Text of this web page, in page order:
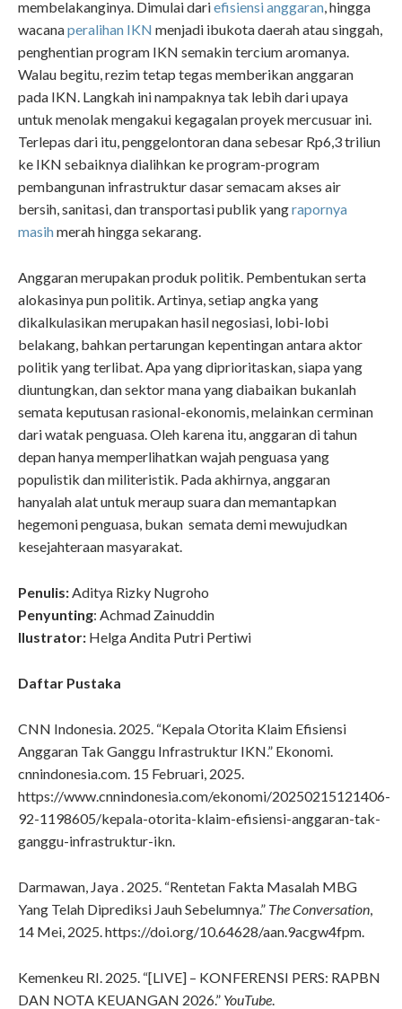
membelakanginya. Dimulai dariefisiensi anggaran, hingga
wacanaperalihan IKN menjadi ibukota daerah atau singgah,
penghentian program IKN semakin tercium aromanya.
Walau begitu, rezim tetap tegas memberikan anggaran
pada IKN. Langkah ini nampaknya tak lebih dari upaya
untuk menolak mengakui kegagalan proyek mercusuar ini.
Terlepas dari itu, penggelontoran dana sebesar Rp6,3 triliun
ke IKN sebaiknya dialihkan ke program-program
pembangunan infrastruktur dasar semacam akses air
bersih, sanitasi, dan transportasi publik yangrapornya
masihmerah hingga sekarang.
Anggaran merupakan produk politik. Pembentukan serta
alokasinya pun politik. Artinya, setiap angka yang
dikalkulasikan merupakan hasil negosiasi, lobi-lobi
belakang, bahkan pertarungan kepentingan antara aktor
politik yang terlibat. Apa yang diprioritaskan, siapa yang
diuntungkan, dan sektor mana yang diabaikan bukanlah
semata keputusan rasional-ekonomis, melainkan cerminan
dari watak penguasa. Oleh karena itu, anggaran di tahun
depan hanya memperlihatkan wajah penguasa yang
populistik dan militeristik. Pada akhirnya, anggaran
hanyalah alat untuk meraup suara dan memantapkan
hegemoni penguasa, bukan semata demi mewujudkan
kesejahteraan masyarakat.
Penulis:Aditya Rizky Nugroho
Penyunting: Achmad Zainuddin
Ilustrator: Helga Andita Putri Pertiwi
Daftar Pustaka
CNN Indonesia. 2025. “Kepala Otorita Klaim Efisiensi
Anggaran Tak Ganggu Infrastruktur IKN.” Ekonomi.
cnnindonesia.com. 15 Februari, 2025.
https://www.cnnindonesia.com/ekonomi/20250215121406-
92-1198605/kepala-otorita-klaim-efisiensi-anggaran-tak-
ganggu-infrastruktur-ikn.
Darmawan, Jaya . 2025. “Rentetan Fakta Masalah MBG
Yang Telah Diprediksi Jauh Sebelumnya.” The Conversation,
14 Mei, 2025. https://doi.org/10.64628/aan.9acgw4fpm.
Kemenkeu RI. 2025. “[LIVE] – KONFERENSI PERS: RAPBN
DAN NOTA KEUANGAN 2026.” YouTube